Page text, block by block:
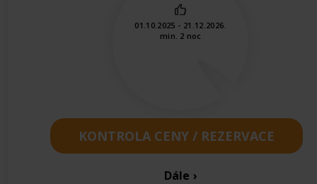
01.10.2025 - 21.12.2026.
min. 2 noc
KONTROLA CENY / REZERVACE
Dále